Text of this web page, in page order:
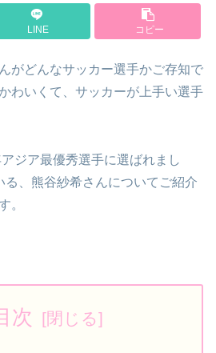
LINE コピー
がどんなサッカー選手かご存知で
わいくて、サッカーが上手い選手
ジア最優秀選手に選ばれまし
る、熊谷紗希さんについてご紹介
。
次